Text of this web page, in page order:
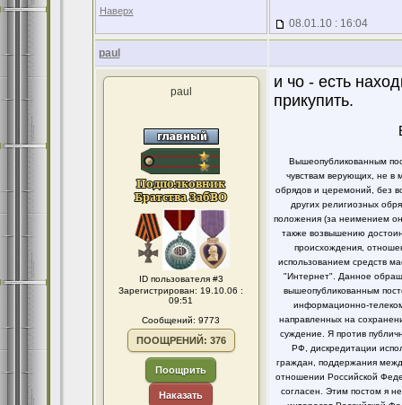
Наверх
08.01.10 : 16:04
paul
paul
ID пользователя #3
Зарегистрирован: 19.10.06 :
09:51
Сообщений: 9773
ПООЩРЕНИЙ: 376
Поощрить
Наказать
и чо - есть
прикупить.
Вышеопубликованным
чувствам верующих, не в
обрядов и церемоний, без
других религиозных
положения (за неимением
также возвышению
происхождения,
использованием средств
"Интернет". Данное
вышеопубликованным
информационно-
направленных на
суждение. Я против
РФ, дискредитации
граждан, поддержания
отношении Российской
согласен. Этим постом я